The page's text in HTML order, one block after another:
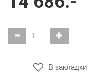
В закладки